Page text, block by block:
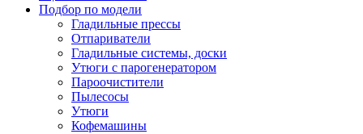
Подбор по модели
Гладильные прессы
Отпариватели
Гладильные системы, доски
Утюги с парогенератором
Пароочистители
Пылесосы
Утюги
Кофемашины